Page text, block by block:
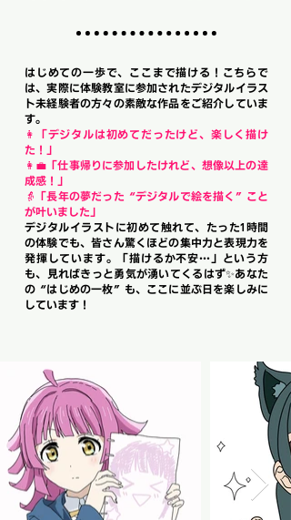
はじめての一歩で、ここまで描ける！こちらで
は、実際に体験教室に参加されたデジタルイラス
ト未経験者の方々の素敵な作品をご紹介していま
す。
👩「デジタルは初めてだったけど、楽しく描け
た！」
👩‍💼「仕事帰りに参加したけれど、想像以上の達
成感！」
👵「長年の夢だった“デジタルで絵を描く”こと
が叶いました」
デジタルイラストに初めて触れて、たった1時間
の体験でも、皆さん驚くほどの集中力と表現力を
発揮しています。「描けるか不安…」という方
も、見ればきっと勇気が湧いてくるはず✨あなた
の“はじめの一枚”も、ここに並ぶ日を楽しみに
しています！